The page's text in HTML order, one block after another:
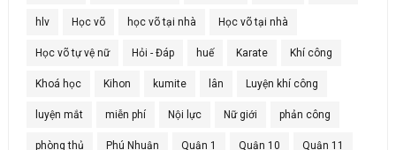
hlv Học võ học võ tại nhà Học võ tại nhà
Học võ tự vệ nữ Hỏi - Đáp huế Karate Khí công
Khoá học Kihon kumite lân Luyện khí công
luyện mắt miễn phí Nội lực Nữ giới phản công
phòng thủ Phú Nhuận Quận 1 Quận 10 Quận 11